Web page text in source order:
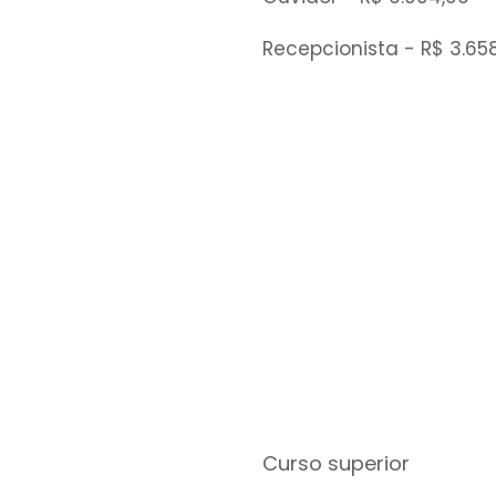
Recepcionista - R$
Curso superior